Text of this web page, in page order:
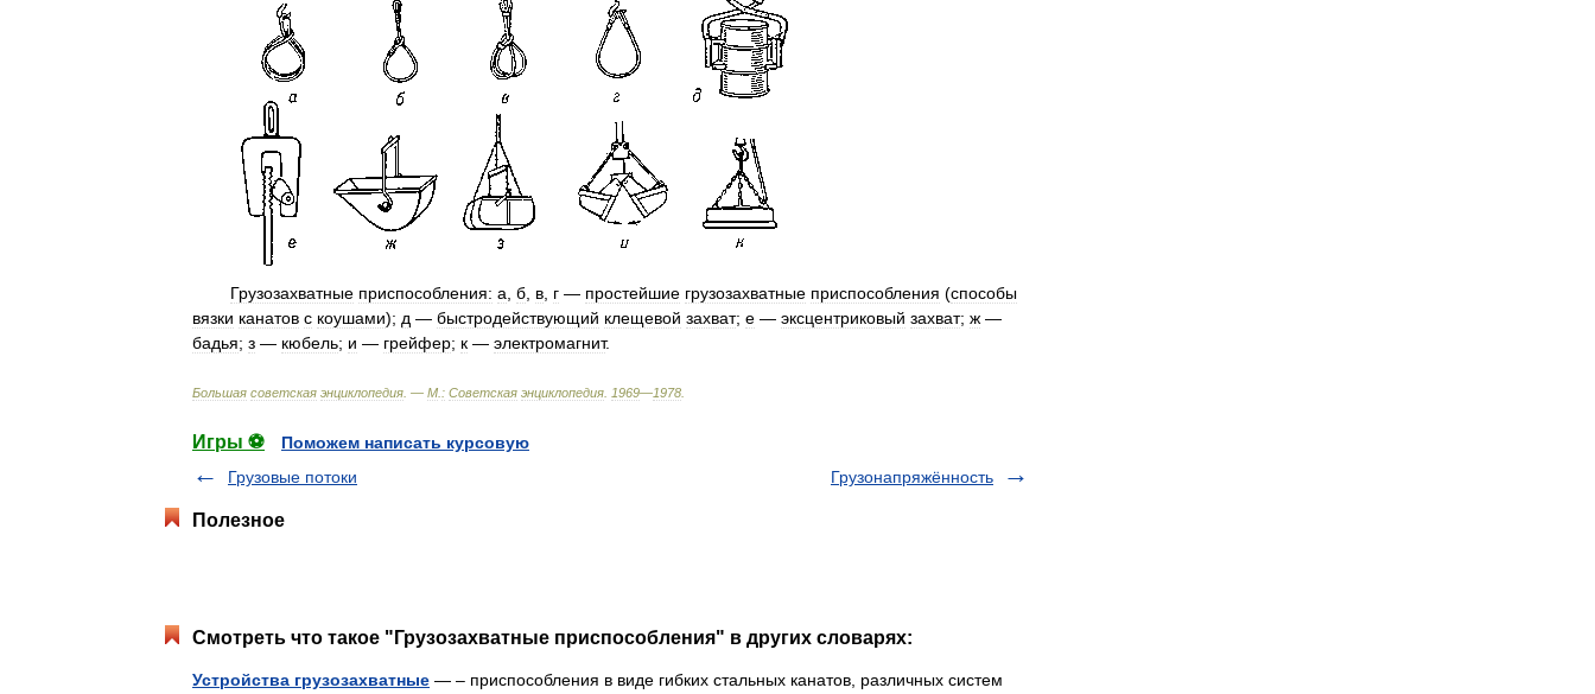
Грузозахватные приспособления: а б в г — простейшие грузозахватные приспособления (способы
вязки канатов с коушами); д — быстродействующий клещевой захват; е — эксцентриковый захват; ж —
бадья; з — кюбель; и — грейфер; к — электромагнит.
Большая советская энциклопедия . — М : Советская энциклопедия 1969—1978
Игры ⚽
Поможем написать курсовую
Грузовые потоки
Грузонапряжённость
Полезное
Смотреть что такое "Грузозахватные приспособления" в других словарях:
Устройства грузозахватные — – приспособления в виде гибких стальных канатов, различных систем